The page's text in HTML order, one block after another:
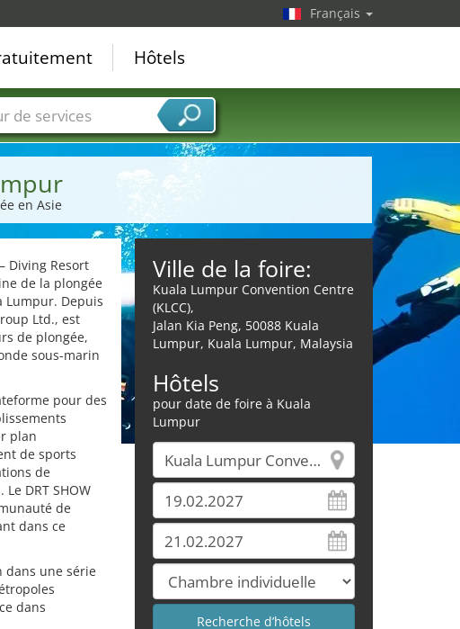
en Asie
Diving Resort
de la plongée
Lumpur. Depuis
Ltd., est
de plongée,
sous-marin
pour des
plan
de sports
de
DRT SHOW
de
dans ce
dans une série
dans
Ville de la foire:
Kuala Lumpur Convention Centre
(KLCC),
Jalan Kia Peng, 50088 Kuala
Lumpur, Kuala Lumpur, Malaysia
Hôtels
pour date de foire à Kuala
Lumpur
Français
Hôtels
de services